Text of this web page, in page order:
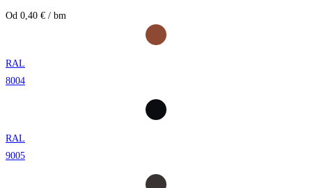
Od 0,40 € / bm
RAL
8004
RAL
9005